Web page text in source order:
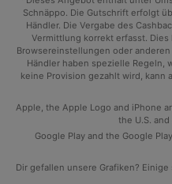
Schnäppo. Die Gutschrift erfolgt
Händler. Die Vergabe des
Vermittlung korrekt erfasst.
Browsereinstellungen oder
Händler haben spezielle Regeln,
keine Provision gezahlt wird, kann
Apple, the Apple Logo and iPhone
the U.S.
Google Play and the Google
Dir gefallen unsere Grafiken? Einige